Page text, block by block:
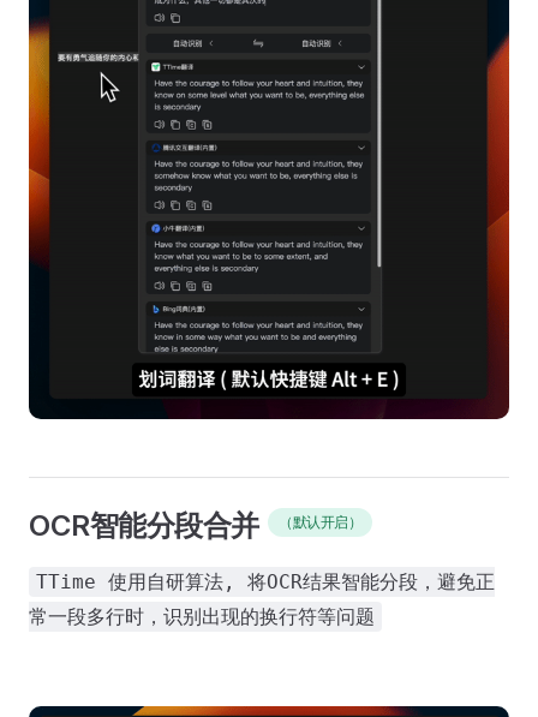
OCR智能分段合并 （默认开启）
TTime 使用自研算法, 将OCR结果智能分段，避免正
常一段多行时，识别出现的换行符等问题